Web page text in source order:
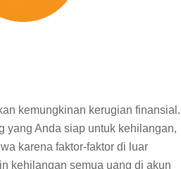
kemungkinan kerugian finansial.
yang Anda siap untuk kehilangan,
karena faktor-faktor di luar
kehilangan semua uang di akun